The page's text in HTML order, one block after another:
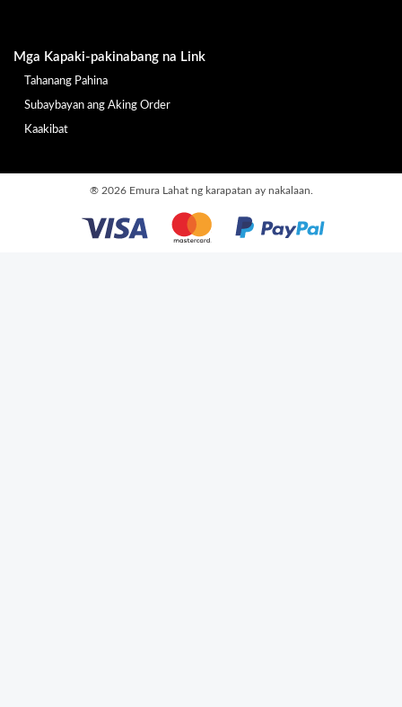
Mga Kapaki-pakinabang na Link
Tahanang Pahina
Subaybayan ang Aking Order
Kaakibat
® 2026 Emura Lahat ng karapatan ay nakalaan.